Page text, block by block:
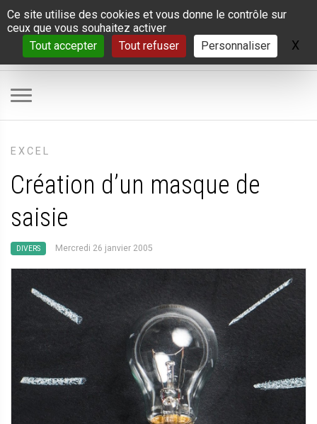
Panneau de gestion des cookies
Ce site utilise des cookies et vous donne le contrôle sur
ceux que vous souhaitez activer
Tout accepter
Tout refuser Personnaliser X
EXCEL
Création d’un masque de
saisie
DIVERS Mercredi 26 janvier 2005